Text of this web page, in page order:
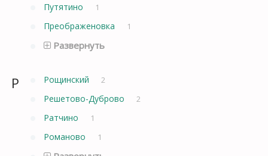
Путятино 1
Преображеновка 1
Развернуть
Р Рощинский 2
Решетово-Дуброво 2
Ратчино 1
Романово 1